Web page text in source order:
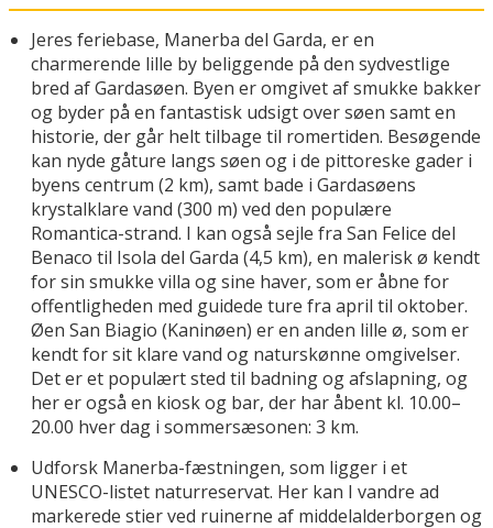
Jeres feriebase, Manerba del Garda, er en
charmerende lille by beliggende på den sydvestlige
bred af Gardasøen. Byen er omgivet af smukke bakker
og byder på en fantastisk udsigt over søen samt en
historie, der går helt tilbage til romertiden. Besøgende
kan nyde gåture langs søen og i de pittoreske gader i
byens centrum (2 km), samt bade i Gardasøens
krystalklare vand (300 m) ved den populære
Romantica-strand. I kan også sejle fra San Felice del
Benaco til Isola del Garda (4,5 km), en malerisk ø kendt
for sin smukke villa og sine haver, som er åbne for
offentligheden med guidede ture fra april til oktober.
Øen San Biagio (Kaninøen) er en anden lille ø, som er
kendt for sit klare vand og naturskønne omgivelser.
Det er et populært sted til badning og afslapning, og
her er også en kiosk og bar, der har åbent kl. 10.00–
20.00 hver dag i sommersæsonen: 3 km.
Udforsk Manerba-fæstningen, som ligger i et
UNESCO-listet naturreservat. Her kan I vandre ad
markerede stier ved ruinerne af middelalderborgen og